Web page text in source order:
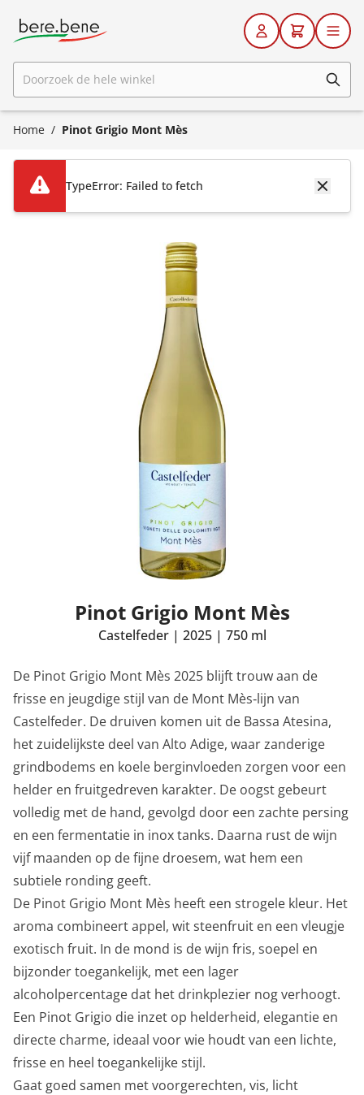
Doorzoek de hele winkel
Home / Pinot Grigio Mont Mès
TypeError: Failed to fetch
Pinot Grigio Mont Mès
Castelfeder | 2025 | 750 ml
De Pinot Grigio Mont Mès 2025 blijft trouw aan de
frisse en jeugdige stijl van de Mont Mès‑lijn van
Castelfeder. De druiven komen uit de Bassa Atesina,
het zuidelijkste deel van Alto Adige, waar zanderige
grindbodems en koele berginvloeden zorgen voor een
helder en fruitgedreven karakter. De oogst gebeurt
volledig met de hand, gevolgd door een zachte persing
en een fermentatie in inox tanks. Daarna rust de wijn
vijf maanden op de fijne droesem, wat hem een
subtiele ronding geeft.
De Pinot Grigio Mont Mès heeft een strogele kleur. Het
aroma combineert appel, wit steenfruit en een vleugje
exotisch fruit. In de mond is de wijn fris, soepel en
bijzonder toegankelijk, met een lager
alcoholpercentage dat het drinkplezier nog verhoogt.
Een Pinot Grigio die inzet op helderheid, elegantie en
directe charme, ideaal voor wie houdt van een lichte,
frisse en heel toegankelijke stijl.
Gaat goed samen met voorgerechten, vis, licht